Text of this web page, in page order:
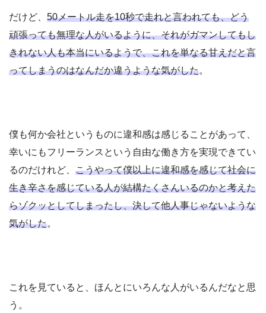
だけど、 50メートル走を10秒で走れと言われても、どう
頑張っても無理な人がいるように、それがガマンしてもし
きれない人も本当にいるようで、これを単なる甘えだと言
ってしまうのはなんだか違うような気がした。
僕も何か会社というものに違和感は感じることがあって、
幸いにもフリーランスという自由な働き方を実現できてい
るのだけれど、 こうやって僕以上に違和感を感じて社会に
生き辛さを感じている人が結構たくさんいるのかと考えた
らゾクッとしてしまったし、決して他人事じゃないような
気がした。
これを見ていると、ほんとにいろんな人がいるんだなと思
う。